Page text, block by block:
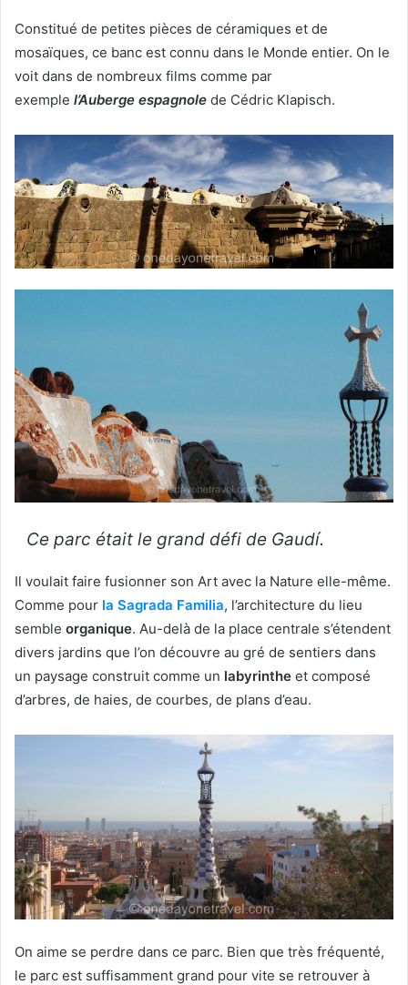
Constitué de petites pièces de céramiques et de
mosaïques, ce banc est connu dans le Monde entier. On le
voit dans de nombreux films comme par
exemple l’Auberge espagnole de Cédric Klapisch.
Ce parc était le grand défi de Gaudí.
Il voulait faire fusionner son Art avec la Nature elle-même.
Comme pour la Sagrada Familia, l’architecture du lieu
semble organique. Au-delà de la place centrale s’étendent
divers jardins que l’on découvre au gré de sentiers dans
un paysage construit comme un labyrinthe et composé
d’arbres, de haies, de courbes, de plans d’eau.
On aime se perdre dans ce parc. Bien que très fréquenté,
le parc est suffisamment grand pour vite se retrouver à